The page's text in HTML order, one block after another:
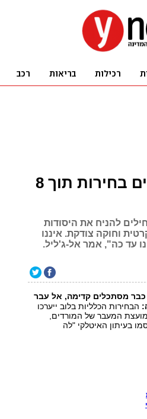
מנהיג המורדים בלוב: נקיים בחירות תוך 8
להניח את היסודות
וחוקה צודקת. איננו
עד כה", אמר אל-ג'ליל.
מסתכלים קדימה, אל עבר
הבחירות הכלליות בלוב ייערכו
המעבר של המורדים,
בעיתון האיטלקי "לה